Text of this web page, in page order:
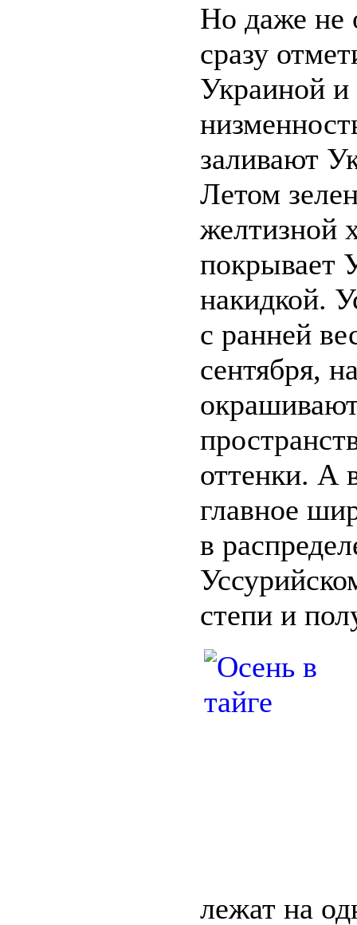
Но даже не
сразу
Украиной и
заливают
Летом
желтизной
покрывает
накидкой.
с ранней
сентября,
оттенки. А
главное
в
степи и
лежат на